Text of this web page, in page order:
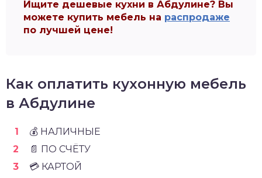
Ищите дешевые кухни в Абдулине? Вы
можете купить мебель на распродаже
по лучшей цене!
Как оплатить кухонную мебель
в Абдулине
💰 НАЛИЧНЫЕ
📄 ПО СЧЁТУ
💳 КАРТОЙ